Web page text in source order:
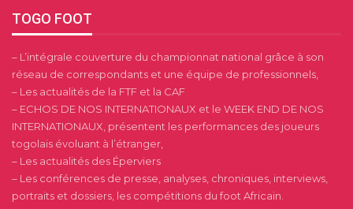
TOGO FOOT
– L’intégrale couverture du championnat national grâce à son
réseau de correspondants et une équipe de professionnels,
– Les actualités de la FTF et la CAF
– ECHOS DE NOS INTERNATIONAUX et le WEEK END DE NOS
INTERNATIONAUX, présentent les performances des joueurs
togolais évoluant à l’étranger,
– Les actualités des Éperviers
– Les conférences de presse, analyses, chroniques, interviews,
portraits et dossiers, les compétitions du foot Africain.